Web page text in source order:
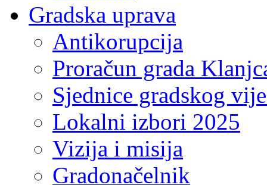
Gradska uprava
Antikorupcija
Proračun grada
Sjednice gradskog
Lokalni izbori 2025
Vizija i misija
Gradonačelnik